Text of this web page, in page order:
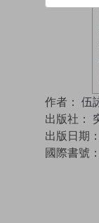
作者： 伍
出版社：
出版日期：
國際書號：